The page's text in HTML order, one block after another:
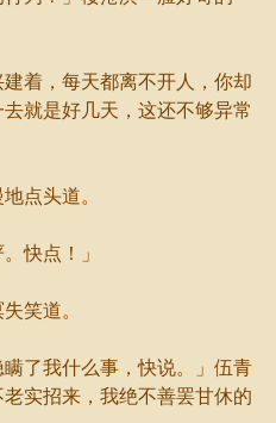
着，每天都离不开人，你却
就是好几天，这还不够异常
点头道。
快点！」
笑道。
了我什么事，快说。」伍青
实招来，我绝不善罢甘休的